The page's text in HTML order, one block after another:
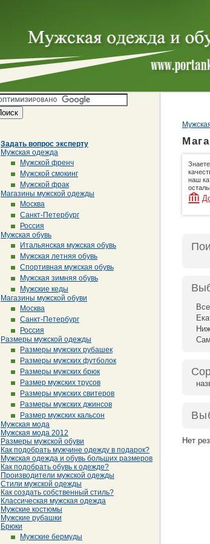
Задать вопрос эксперту
Мужская одежда
Мужской френч
Мужской смокинг
Мужской фрак
Магазины мужской одежды
Москва
Санкт-Петербург
Россия
Мужская обувь
Итальянская мужская обувь
Мужская летняя обувь
Спортивная мужская обувь
Мужская зимняя обувь
Мужские кеды
Магазины мужской обуви
Москва
Санкт-Петербург
Россия
Размеры мужской одежды
Размеры мужских рубашек
Размеры мужских футболок
Размеры мужских брюк
Размер мужских трусов
Размеры мужских свитеров
Размеры мужских джинсов
Размер мужских кальсон
Мужская мода
Мужская мода 2012
Размеры мужской обуви
Как подобрать мужчине одежду в подарок?
Мужская одежда и обувь больших размеров
Как подобрать обувь к одежде?
Производители мужской одежды
Стили мужской одежды
Как создать собственный стиль?
Классическая мужская одежда
Мужские костюмы
Мужские рубашки
Брюки
Мужские бермуды
наш
Все
Нет